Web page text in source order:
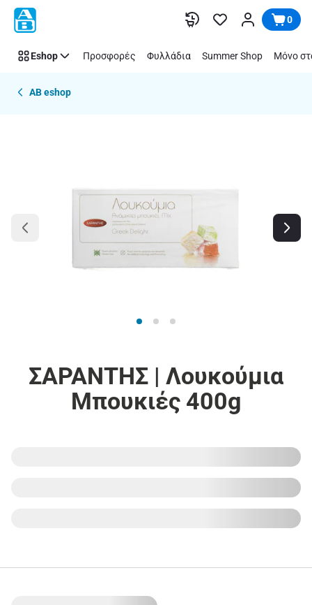
Παράλειψη 0
Eshop Προσφορές Φυλλάδια Summer Shop Μόνο
AB eshop
ΣΑΡΑΝΤΗΣ | Λουκούμια
Μπουκιές 400g